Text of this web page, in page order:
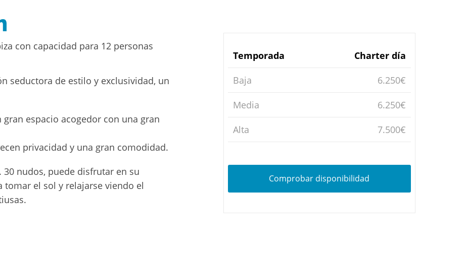
con capacidad para 12 personas
seductora de estilo y exclusividad, un
espacio acogedor con una gran
privacidad y una gran comodidad.
nudos, puede disfrutar en su
tomar el sol y relajarse viendo el
Temporada Charter día
Baja 6.250€
Media 6.250€
Alta 7.500€
Comprobar disponibilidad